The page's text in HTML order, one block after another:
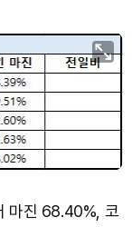
마진 68.40%, 코